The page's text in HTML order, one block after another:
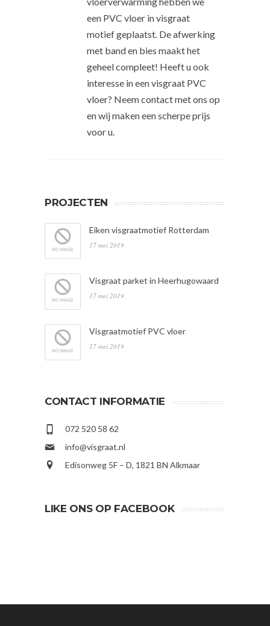
een PVC vloer in visgraat
motief geplaatst. De afwerking
met band en bies maakt het
geheel compleet! Heeft u ook
interesse in een visgraat PVC
vloer? Neem contact met ons op
en wij maken een scherpe prijs
voor u.
PROJECTEN
Eiken visgraatmotief Rotterdam
17 mei 2019
Visgraat parket in Heerhugowaard
17 mei 2019
Visgraatmotief PVC vloer
17 mei 2019
CONTACT INFORMATIE
072 520 58 62
info@visgraat.nl
Edisonweg 5F – D, 1821 BN Alkmaar
LIKE ONS OP FACEBOOK